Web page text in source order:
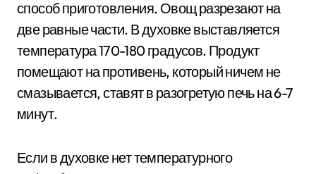
способ приготовления. Овощ разрезают на
две равные части. В духовке выставляется
температура 170-180 градусов. Продукт
помещают на противень, который ничем не
смазывается, ставят в разогретую печь на 6-7
минут.
Если в духовке нет температурного